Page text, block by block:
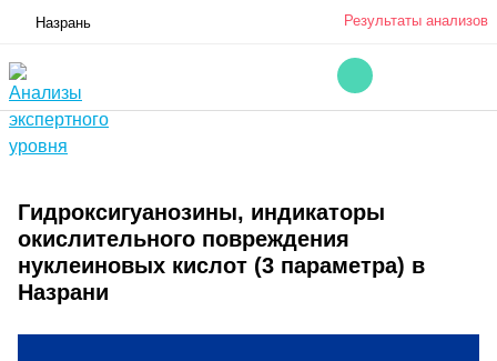
Назрань Результаты анализов
Гидроксигуанозины, индикаторы
окислительного повреждения
нуклеиновых кислот (3 параметра) в
Назрани